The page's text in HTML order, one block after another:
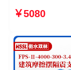
震支座FPSII-
￥5080